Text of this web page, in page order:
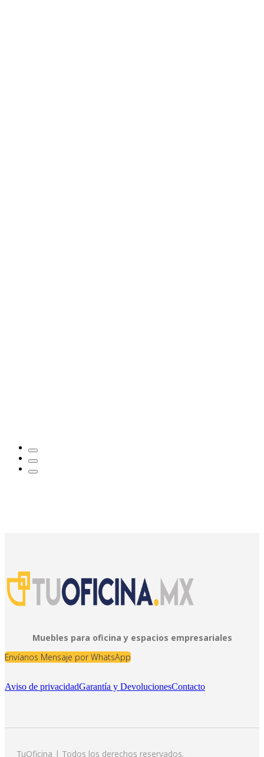
Muebles para oficina y espacios empresariales
Envíanos Mensaje por WhatsApp
Aviso de privacidadGarantía y DevolucionesContacto
TuOficina | Todos los derechos reservados.